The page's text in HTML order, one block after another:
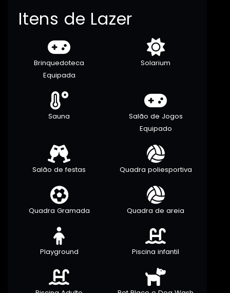
Itens de Lazer
Brinquedoteca
Equipada
Solarium
Sauna
Salão de Jogos
Equipado
Salão de festas Quadra poliesportiva
Quadra Gramada Quadra de areia
Playground Piscina infantil